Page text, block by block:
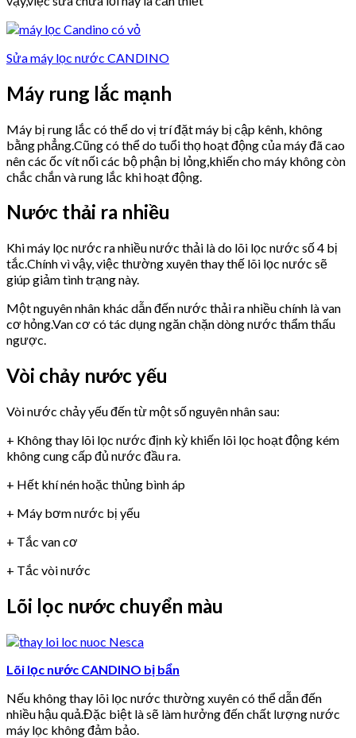
Sửa máy lọc nước CANDINO
Máy rung lắc mạnh
Máy bị rung lắc có thể do vị trí đặt máy bị cập kênh, không
bằng phẳng.Cũng có thể do tuổi thọ hoạt động của máy đã cao
nên các ốc vít nối các bộ phận bị lỏng,khiến cho máy không còn
chắc chắn và rung lắc khi hoạt động.
Nước thải ra nhiều
Khi máy lọc nước ra nhiều nước thải là do lõi lọc nước số 4 bị
tắc.Chính vì vậy, việc thường xuyên thay thế lõi lọc nước sẽ
giúp giảm tình trạng này.
Một nguyên nhân khác dẫn đến nước thải ra nhiều chính là van
cơ hỏng.Van cơ có tác dụng ngăn chặn dòng nước thẩm thấu
ngược.
Vòi chảy nước yếu
Vòi nước chảy yếu đến từ một số nguyên nhân sau:
+ Không thay lõi lọc nước định kỳ khiến lõi lọc hoạt động kém
không cung cấp đủ nước đầu ra.
+ Hết khí nén hoặc thủng bình áp
+ Máy bơm nước bị yếu
+ Tắc van cơ
+ Tắc vòi nước
Lõi lọc nước chuyển màu
Lõi lọc nước CANDINO bị bẩn
Nếu không thay lõi lọc nước thường xuyên có thể dẫn đến
nhiều hậu quả.Đặc biệt là sẽ làm hưởng đến chất lượng nước
máy lọc không đảm bảo.